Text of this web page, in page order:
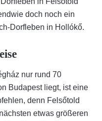
doch noch ein
Dorfleben in Hollókő.
nur rund 70
Budapest liegt, ist eine
denn Felsőtold
etwas größeren